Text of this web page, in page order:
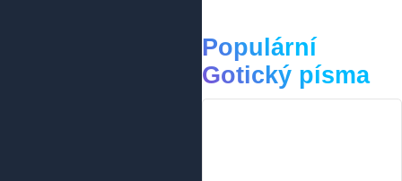
Populární
Gotický písma